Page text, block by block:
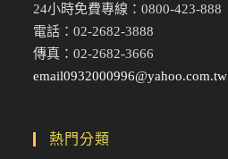
24小時免費專線：0800-423-888
電話：02-2682-3888
傳真：02-2682-3666
email0932000996@yahoo.com.tw
熱門分類